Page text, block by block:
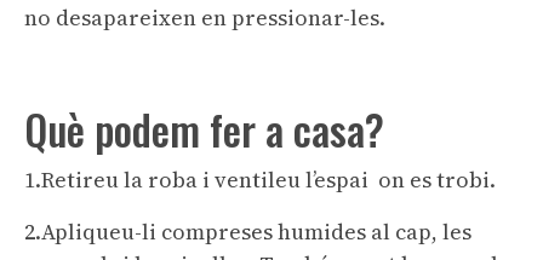
no desapareixen en pressionar-les.
Què podem fer a casa?
1.Retireu la roba i ventileu l’espai on es trobi.
2.Apliqueu-li compreses humides al cap, les